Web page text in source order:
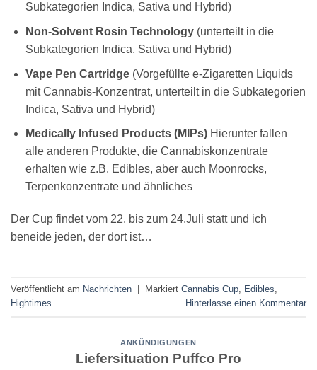
Subkategorien Indica, Sativa und Hybrid)
Non-Solvent Rosin Technology (unterteilt in die
Subkategorien Indica, Sativa und Hybrid)
Vape Pen Cartridge (Vorgefüllte e-Zigaretten Liquids
mit Cannabis-Konzentrat, unterteilt in die Subkategorien
Indica, Sativa und Hybrid)
Medically Infused Products (MIPs) Hierunter fallen
alle anderen Produkte, die Cannabiskonzentrate
erhalten wie z.B. Edibles, aber auch Moonrocks,
Terpenkonzentrate und ähnliches
Der Cup findet vom 22. bis zum 24.Juli statt und ich
beneide jeden, der dort ist…
Veröffentlicht am Nachrichten Markiert Cannabis Cup, Edibles,
Hightimes
Hinterlasse einen Kommentar
ANKÜNDIGUNGEN
Liefersituation Puffco Pro